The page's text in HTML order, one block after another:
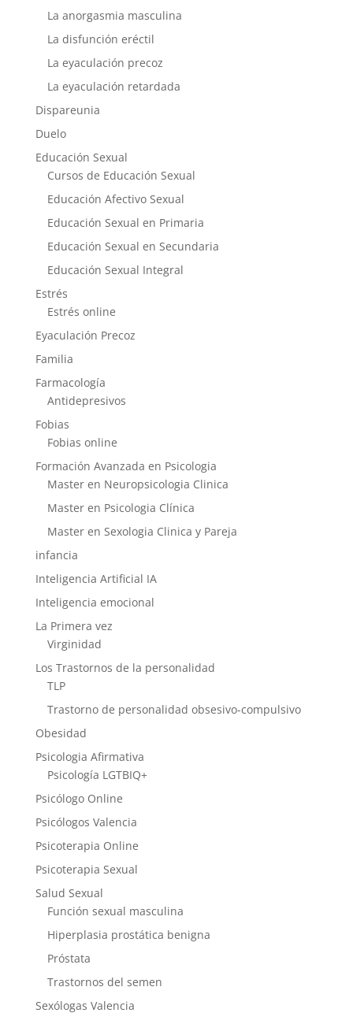
La anorgasmia masculina
La disfunción eréctil
La eyaculación precoz
La eyaculación retardada
Dispareunia
Duelo
Educación Sexual
Cursos de Educación Sexual
Educación Afectivo Sexual
Educación Sexual en Primaria
Educación Sexual en Secundaria
Educación Sexual Integral
Estrés
Estrés online
Eyaculación Precoz
Familia
Farmacología
Antidepresivos
Fobias
Fobias online
Formación Avanzada en Psicologia
Master en Neuropsicologia Clinica
Master en Psicologia Clínica
Master en Sexologia Clinica y Pareja
infancia
Inteligencia Artificial IA
Inteligencia emocional
La Primera vez
Virginidad
Los Trastornos de la personalidad
TLP
Trastorno de personalidad obsesivo-compulsivo
Obesidad
Psicologia Afirmativa
Psicología LGTBIQ+
Psicólogo Online
Psicólogos Valencia
Psicoterapia Online
Psicoterapia Sexual
Salud Sexual
Función sexual masculina
Hiperplasia prostática benigna
Próstata
Trastornos del semen
Sexólogas Valencia